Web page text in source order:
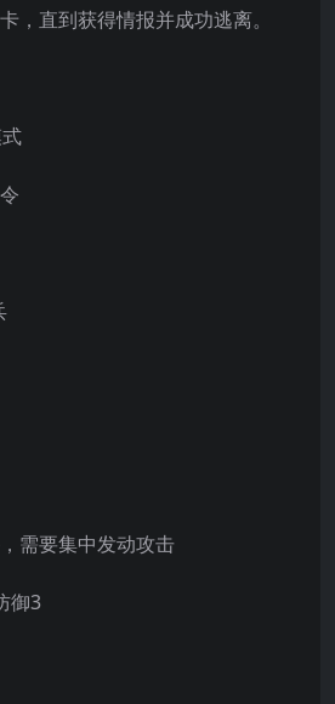
，直到获得情报并成功逃离。
需要集中发动攻击
御3